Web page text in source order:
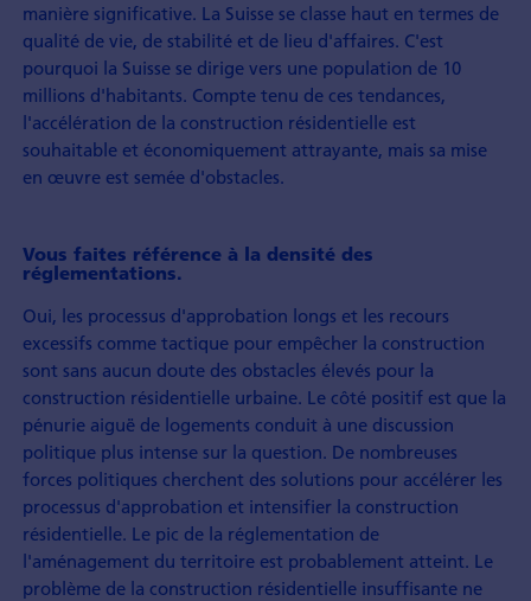
manière significative. La Suisse se classe haut en termes de
qualité de vie, de stabilité et de lieu d'affaires. C'est
pourquoi la Suisse se dirige vers une population de 10
millions d'habitants. Compte tenu de ces tendances,
l'accélération de la construction résidentielle est
souhaitable et économiquement attrayante, mais sa mise
en œuvre est semée d'obstacles.
Vous faites référence à la densité des
réglementations.
Oui, les processus d'approbation longs et les recours
excessifs comme tactique pour empêcher la construction
sont sans aucun doute des obstacles élevés pour la
construction résidentielle urbaine. Le côté positif est que la
pénurie aiguë de logements conduit à une discussion
politique plus intense sur la question. De nombreuses
forces politiques cherchent des solutions pour accélérer les
processus d'approbation et intensifier la construction
résidentielle. Le pic de la réglementation de
l'aménagement du territoire est probablement atteint. Le
problème de la construction résidentielle insuffisante ne